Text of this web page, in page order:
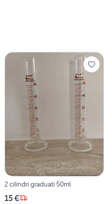
2 cilindri graduati 50ml
15 €